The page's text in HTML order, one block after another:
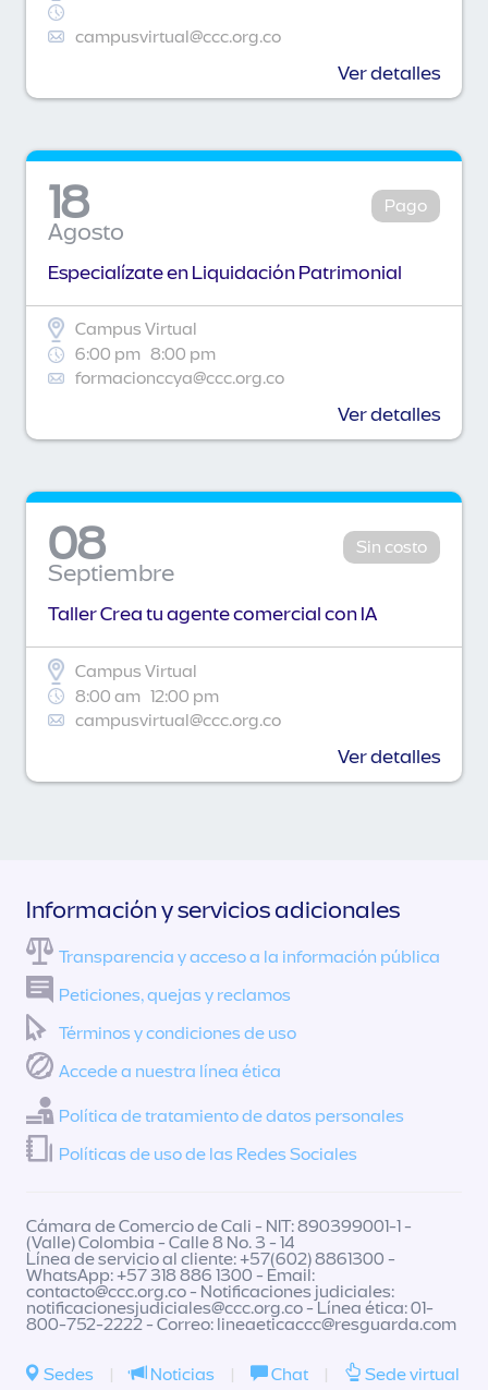
campusvirtual@ccc.org.co
Ver detalles
18
Agosto
Pago
Especialízate en Liquidación Patrimonial
Campus Virtual
6:00 pm 8:00 pm
formacionccya@ccc.org.co
Ver detalles
08
Septiembre
Sin costo
Taller Crea tu agente comercial con IA
Campus Virtual
8:00 am 12:00 pm
campusvirtual@ccc.org.co
Ver detalles
Información y servicios adicionales
Transparencia y acceso a la información pública
Peticiones, quejas y reclamos
Términos y condiciones de uso
Accede a nuestra línea ética
Política de tratamiento de datos personales
Políticas de uso de las Redes Sociales
Cámara de Comercio de Cali - NIT: 890399001-1 -
(Valle) Colombia - Calle 8 No. 3 - 14
Línea de servicio al cliente: +57(602) 8861300 -
WhatsApp: +57 318 886 1300 - Email:
contacto@ccc.org.co- Notificaciones judiciales:
notificacionesjudiciales@ccc.org.co- Línea ética: 01-
800-752-2222 - Correo: lineaeticaccc@resguarda.com
Sedes | Noticias | Chat | Sede virtual